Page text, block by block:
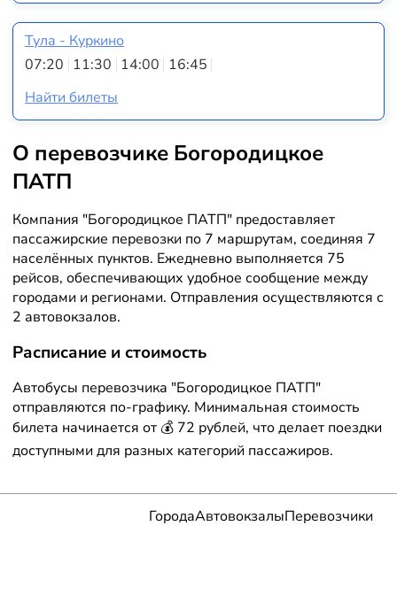
Тула - Куркино
07:20 11:30 14:00 16:45
Найти билеты
О перевозчике Богородицкое
ПАТП
Компания "Богородицкое ПАТП" предоставляет
пассажирские перевозки по 7 маршрутам, соединяя 7
населённых пунктов. Ежедневно выполняется 75
рейсов, обеспечивающих удобное сообщение между
городами и регионами. Отправления осуществляются с
2 автовокзалов.
Расписание и стоимость
Автобусы перевозчика "Богородицкое ПАТП"
отправляются по-графику. Минимальная стоимость
билета начинается от 💰 72 рублей, что делает поездки
доступными для разных категорий пассажиров.
ГородаАвтовокзалыПеревозчики